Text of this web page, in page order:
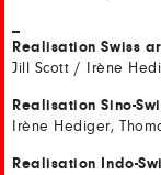
_
Realisation Swiss
Jill Scott / Irène
Realisation Sino-
Irène Hediger,
Realisation Indo-